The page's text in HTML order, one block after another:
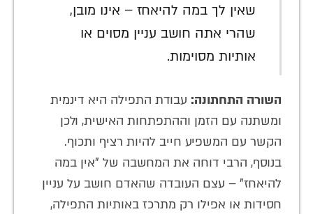
שאין לך במה להיאחז – אינו מובן,
שהרי אתה חושב עניין מסוים או
אותיות מסוימות.
השורה התחתונה: עבודת התפילה היא דינמית
ומשתנה עם הזמן וההתפתחות האישית, ולכן
הקשר עם המשפיע חייב להיות רציף ותכוף.
בנוסף, הרבי דוחה את המחשבה של "אין במה
להיאחז" – עצם העובדה שהאדם חושב על עניין
חסידות או אפילו רק מתרכז באותיות התפילה,